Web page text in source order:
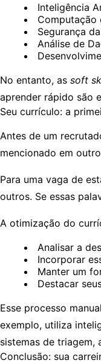
Inteligência
Computação
Segurança
Análise de
No entanto, as soft
aprender rápido são
Seu currículo: a
Antes de um
mencionado em
Para uma vaga de
outros. Se essas
A otimização do
Analisar a
Incorporar
Manter um
Destacar
Esse processo
exemplo, utiliza
sistemas de triagem,
Conclusão: sua